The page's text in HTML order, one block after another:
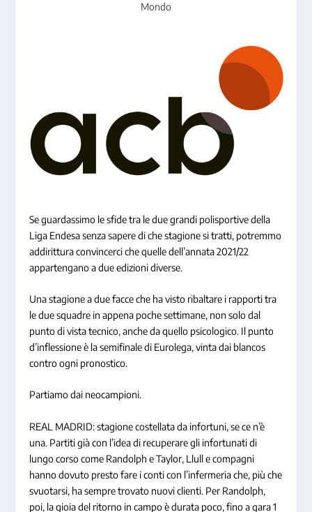
Mondo
Se guardassimo le sfide tra le due grandi polisportive della
Liga Endesa senza sapere di che stagione si tratti, potremmo
addirittura convincerci che quelle dell’annata 2021/22
appartengano a due edizioni diverse.
Una stagione a due facce che ha visto ribaltare i rapporti tra
le due squadre in appena poche settimane, non solo dal
punto di vista tecnico, anche da quello psicologico. Il punto
d’inflessione è la semifinale di Eurolega, vinta dai blancos
contro ogni pronostico.
Partiamo dai neocampioni.
REAL MADRID: stagione costellata da infortuni, se ce n’è
una. Partiti già con l’idea di recuperare gli infortunati di
lungo corso come Randolph e Taylor, Llull e compagni
hanno dovuto presto fare i conti con l’infermeria che, più che
svuotarsi, ha sempre trovato nuovi clienti. Per Randolph,
poi, la gioia del ritorno in campo è durata poco, fino a gara 1